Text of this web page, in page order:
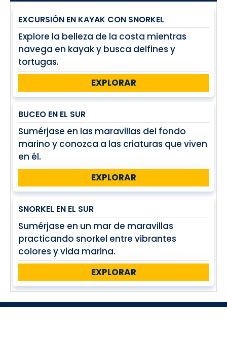
EXCURSIÓN EN KAYAK CON SNORKEL
Explore la belleza de la costa mientras
navega en kayak y busca delfines y
tortugas.
EXPLORAR
BUCEO EN EL SUR
Sumérjase en las maravillas del fondo
marino y conozca a las criaturas que viven
en él.
EXPLORAR
SNORKEL EN EL SUR
Sumérjase en un mar de maravillas
practicando snorkel entre vibrantes
colores y vida marina.
EXPLORAR